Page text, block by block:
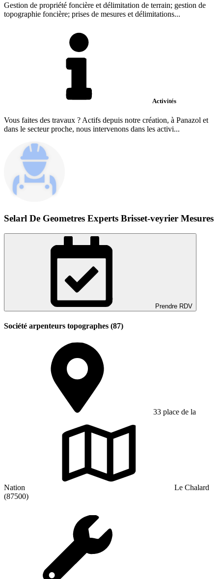
Gestion de propriété foncière et délimitation de terrain; gestion de
topographie foncière; prises de mesures et délimitations...
Activités
Vous faites des travaux ? Actifs depuis notre création, à Panazol et
dans le secteur proche, nous intervenons dans les activi...
Selarl De Geometres Experts Brisset-veyrier Mesures
Prendre RDV
Société arpenteurs topographes (87)
33 place de la
Nation
Le Chalard
(87500)